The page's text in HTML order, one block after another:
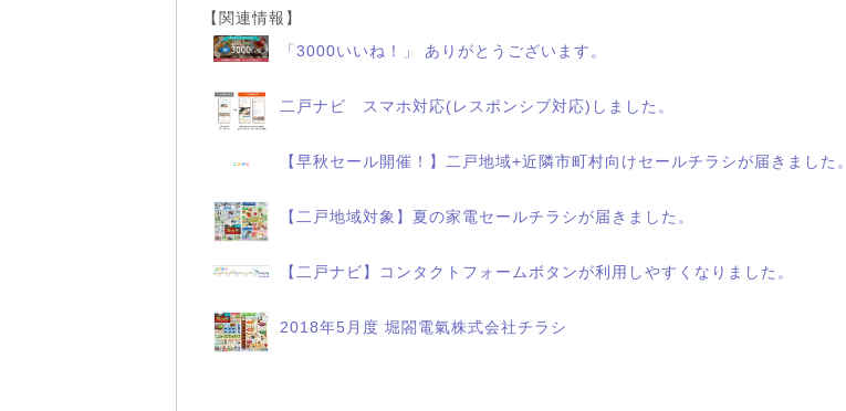
【関連情報】
「3000いいね！」 ありがとうございます。
二戸ナビ スマホ対応(レスポンシブ対応)しました。
【早秋セール開催！】二戸地域+近隣市町村向けセールチラシが届きました。
【二戸地域対象】夏の家電セールチラシが届きました。
【二戸ナビ】コンタクトフォームボタンが利用しやすくなりました。
2018年5月度 堀閤電氣株式会社チラシ